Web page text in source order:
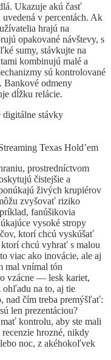
Ukazuje akú časť
v percentách. Ak
hrajú na
opakované návštevy, s
sumy, stávkujte na
kombinujú malé a
sú kontrolované
Bankové odmeny
dĺžku relácie.
digitálne stávky
Texas Hold’em
prostredníctvom
čistejšie a
živých krupiérov
zvyšovať riziko
fanúšikovia
vysoké stropy
ktorí chcú vyskúšať
chcú vyhrať s malou
viac ako inovácie, ale aj
mal vnímal tón
vzácne — lesk kariet,
ohľadu na to, aj tie
nad čím treba premýšľať:
len prezentáciou?
kontrolu, aby ste mali
hrozné, nikdy
noc, z akéhokoľvek